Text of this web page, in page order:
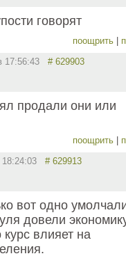
говорят
поощрить
17:56:43 # 629903
продали они или
поощрить
18:24:03 # 629913
вот одно
довели
влияет на